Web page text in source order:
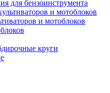
для бензоинструмента
и мотоблоков
и мотоблоков
круги